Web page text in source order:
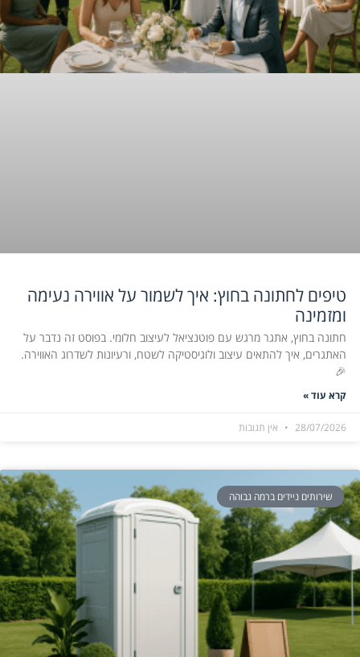
טיפים לחתונה בחוץ: איך לשמור על אווירה נעימה
ומזמינה
חתונה בחוץ, אתגר מרגש עם פוטנציאל לעיצוב חלומי. בפוסט זה נדבר על
האתגרים, איך להתאים עיצוב ולוגיסטיקה לשטח, ורעיונות לשדרוג האווירה.
🎉
קרא עוד »
28/07/2026 אין תגובות
שירותים ניידים ברמה גבוהה